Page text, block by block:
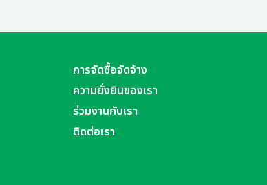
การจัดซื้อจัดจ้าง
ความยั่งยืนของเรา
ร่วมงานกับเรา
ติดต่อเรา